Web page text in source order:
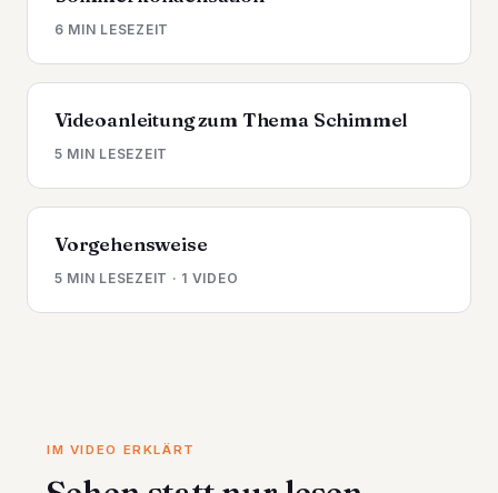
6 MIN LESEZEIT
Videoanleitung zum Thema Schimmel
5 MIN LESEZEIT
Vorgehensweise
5 MIN LESEZEIT · 1 VIDEO
IM VIDEO ERKLÄRT